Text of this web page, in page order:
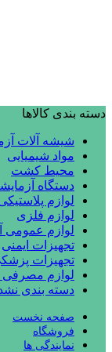
دسته بندی کالاها
شیشه آلات
مواد شیمیایی
محیط کشت
دستگاه
لوازم
لوازم فلزی
لوازم عمومی
تجهیزات ایمنی
تجهیزات
لوازم مصرفی
دسته بندی
صفحه نخست
فروشگاه
نمایندگی ها